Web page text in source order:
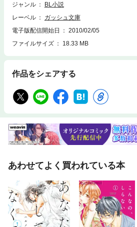
ジャンル
BL小説
レーベル
ガッシュ文庫
電子版配信開始日
2010/02/05
ファイルサイズ
18.33 MB
作品をシェアする
あわせてよく買われている本